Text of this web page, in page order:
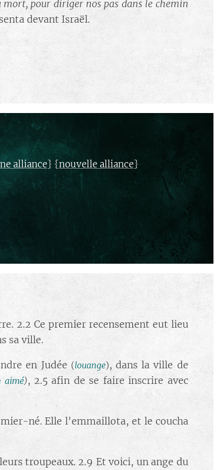
mort, pour diriger nos pas dans le chemin
devant Israël.
alliance} {nouvelle alliance}
2.2 Ce premier recensement eut lieu
sa ville.
en Judée (louange), dans la ville de
aimé), 2.5 afin de se faire inscrire avec
né. Elle l'emmaillota, et le coucha
troupeaux. 2.9 Et voici, un ange du